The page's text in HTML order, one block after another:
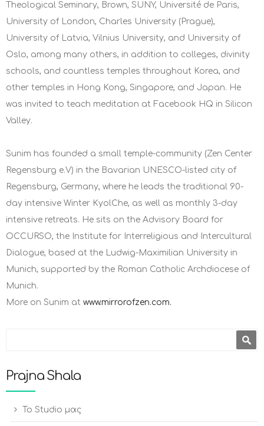
Theological Seminary, Brown, SUNY, Université de Paris,
University of London, Charles University (Prague),
University of Latvia, Vilnius University, and University of
Oslo, among many others, in addition to colleges, divinity
schools, and countless temples throughout Korea, and
other temples in Hong Kong, Singapore, and Japan. He
was invited to teach meditation at Facebook HQ in Silicon
Valley.
Sunim has founded a small temple-community (Zen Center
Regensburg e.V) in the Bavarian UNESCO-listed city of
Regensburg, Germany, where he leads the traditional 90-
day intensive Winter KyolChe, as well as monthly 3-day
intensive retreats. He sits on the Advisory Board for
OCCURSO, the Institute for Interreligious and Intercultural
Dialogue, based at the Ludwig-Maximilian University in
Munich, supported by the Roman Catholic Archdiocese of
Munich.
More on Sunim at www.mirrorofzen.com.
Prajna Shala
To Studio μας